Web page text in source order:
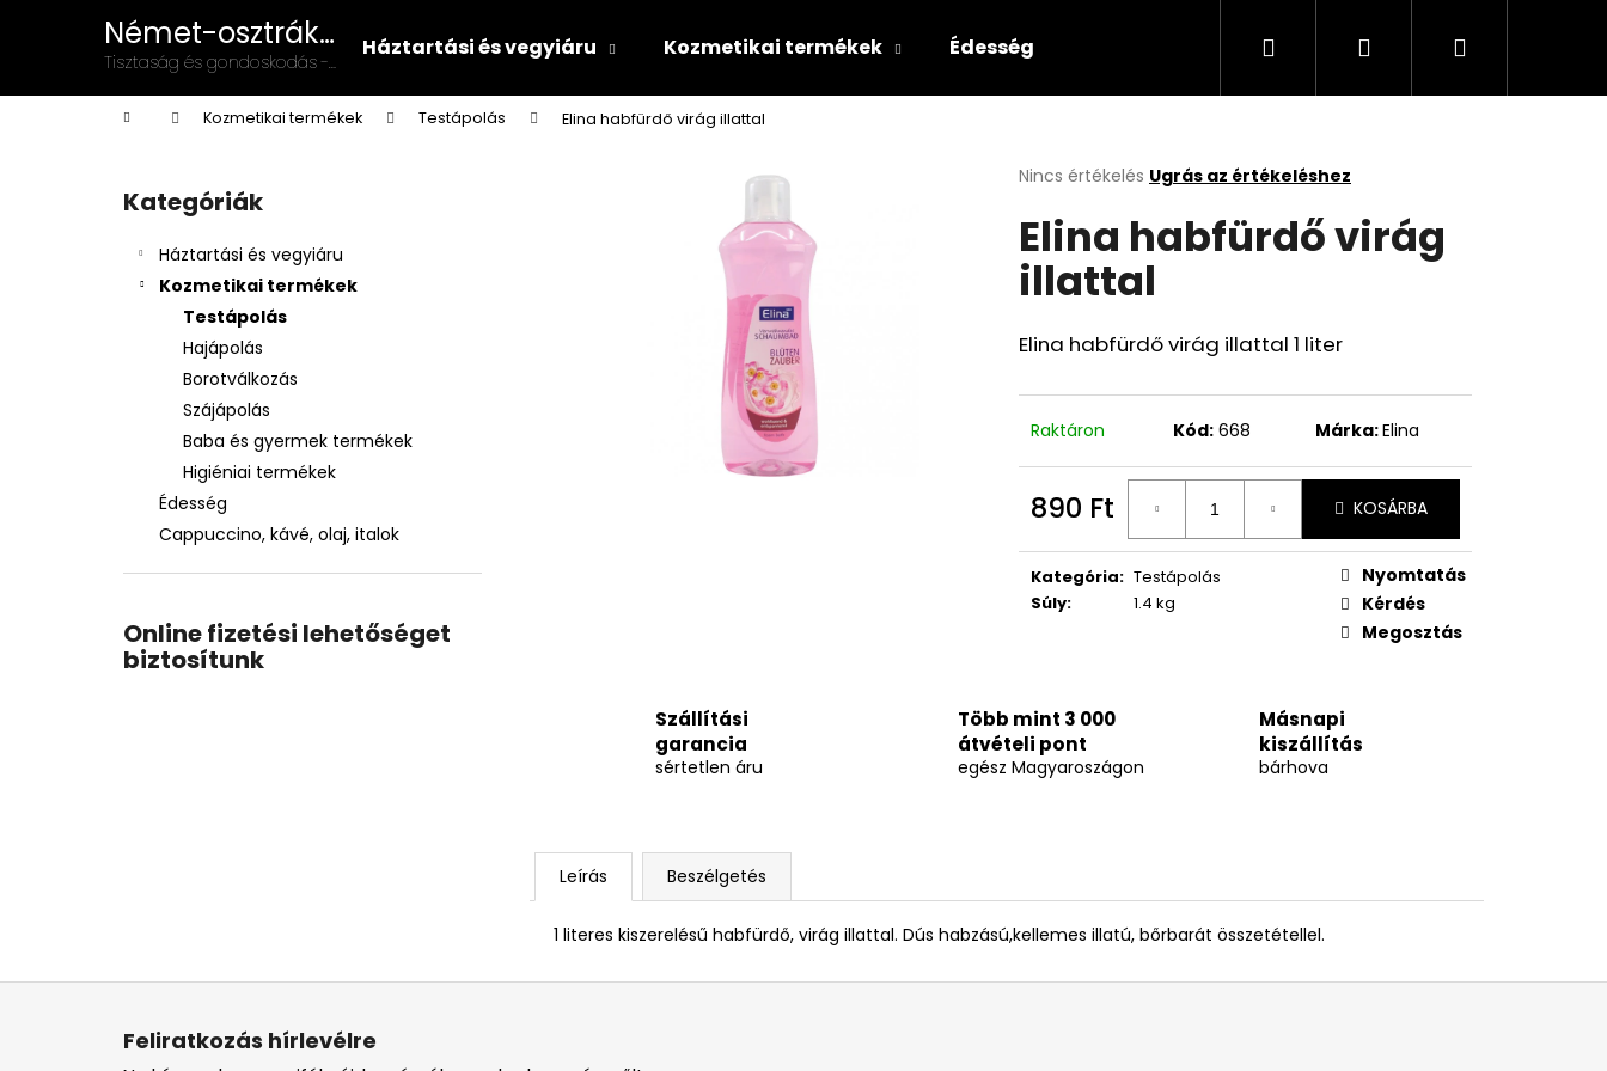
Német-osztrák
vegyiáru és
illatszer
Tisztaság és gondoskodás -
német-osztrák minőség a
mindennapokban!
Háztartási és vegyiáru Kozmetikai termékek Édesség Cappuccino, kávé, olaj, italok Üzleti feltételek
KeresésBejelentkezés
Kosár
KezdőlapKozmetikai termékek Testápolás Elina habfürdő virág illattal
Kategóriák
átugrása
Kategóriák
Háztartási és vegyiáru
Kozmetikai termékek
Testápolás
Hajápolás
Borotválkozás
Szájápolás
Baba és gyermek termékek
Higiéniai termékek
Édesség
Cappuccino, kávé, olaj, italok
Online fizetési lehetőséget
biztosítunk
A
átlagos
értékelése
5-
csillag.
Nincs értékelés Ugrás az értékeléshez
Elina habfürdő virág
illattal
Elina habfürdő virág illattal 1 liter
Raktáron Kód: 668 Márka:Elina
890 Ft KOSÁRBA
Kategória: Testápolás
Súly: 1.4 kg
Nyomtatás
Kérdés
Megosztás
Szállítási
garancia
sértetlen áru
Több mint 3 000
átvételi pont
egész Magyaroszágon
Másnapi
kiszállítás
bárhova
Leírás Beszélgetés
1 literes kiszerelésű habfürdő, virág illattal. Dús habzású,kellemes illatú, bőrbarát összetétellel.
á
Vissza
a boltba
Vissza
a boltba
Mit keres?
L
Feliratkozás hírlevélre